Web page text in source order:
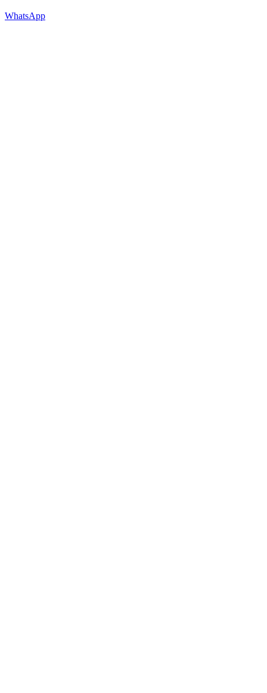
WhatsApp